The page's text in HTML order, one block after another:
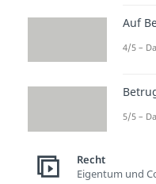
Du
Auf
4/5 –
5/5 –
Recht
Eigentum und